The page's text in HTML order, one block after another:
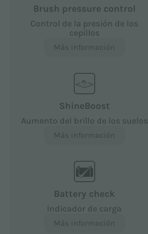
Brush pressure control
Control de la presión de los
cepillos
Más información
ShineBoost
Aumento del brillo de los suelos
Más información
Battery check
Indicador de carga
Más información